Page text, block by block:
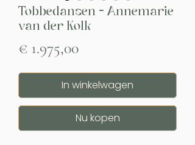
Tobbedansen - Annemarie
van der Kolk
€ 1.975,00Prijs
In winkelwagen
Nu kopen